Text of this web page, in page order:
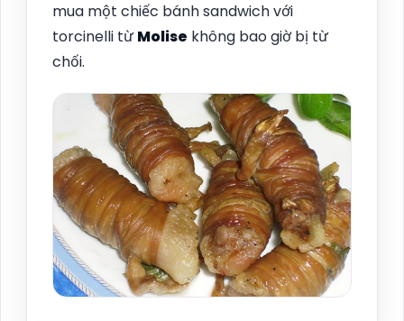
mua một chiếc bánh sandwich với
torcinelli từMolise không bao giờ bị từ
chối.